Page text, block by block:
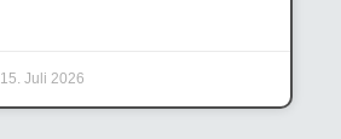
15. Juli 2026